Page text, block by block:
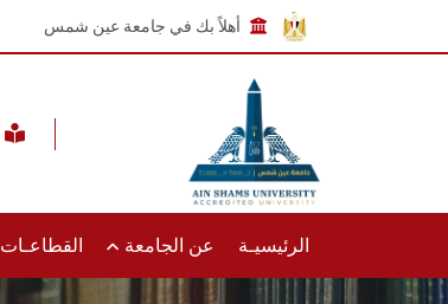
أهلاً بك في جامعة عين شمس
الرئيسيـة عن الجامعة القطاعـات